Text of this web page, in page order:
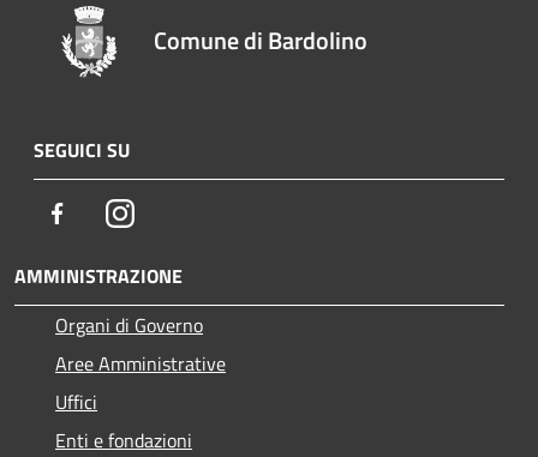
Comune di Bardolino
SEGUICI SU
FacebookInstagram
AMMINISTRAZIONE
Organi di Governo
Aree Amministrative
Uffici
Enti e fondazioni